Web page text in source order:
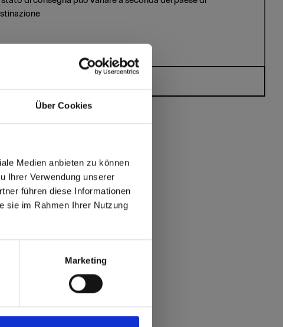
Über Cookies
Medien anbieten zu können
Ihrer Verwendung unserer
führen diese Informationen
sie im Rahmen Ihrer Nutzung
Marketing
offers in Europe